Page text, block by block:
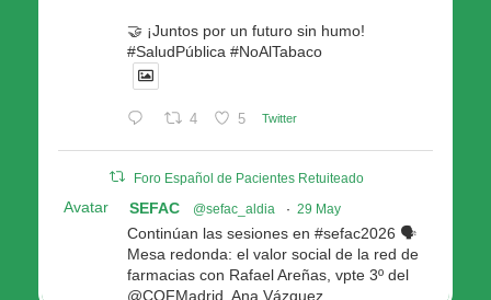
🤝 ¡Juntos por un futuro sin humo!
#SaludPública #NoAlTabaco
4 5 Twitter
Foro Español de Pacientes Retuiteado
Avatar SEFAC @sefac_aldia · 29 May
Continúan las sesiones en #sefac2026 🗣️
Mesa redonda: el valor social de la red de
farmacias con Rafael Areñas, vpte 3º del
@COFMadrid, Ana Vázquez,